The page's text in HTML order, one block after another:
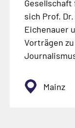
Gesellschaft
sich Prof.
Eichenauer
Vorträgen
Mainz